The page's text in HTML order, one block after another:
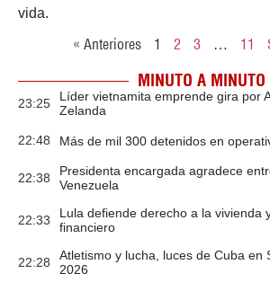
vida.
« Anteriores 1 2 3 … 11
MINUTO A MINUTO
23:25
Líder vietnamita emprende gira por
Zelanda
22:48 Más de mil 300 detenidos en
22:38
Presidenta encargada agradece
Venezuela
22:33
Lula defiende derecho a la vivienda
financiero
22:28
Atletismo y lucha, luces de Cuba en
2026